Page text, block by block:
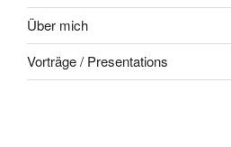
Über mich
Vorträge / Presentations